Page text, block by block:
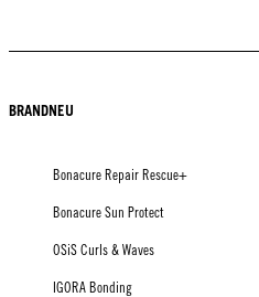
BRANDNEU
Bonacure Repair Rescue+
Bonacure Sun Protect
OSiS Curls & Waves
IGORA Bonding